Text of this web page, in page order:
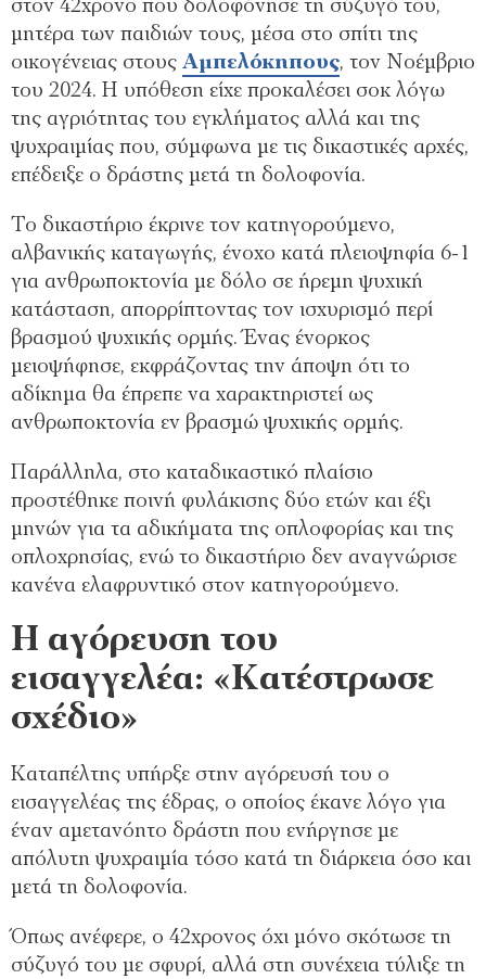
στον 42χρονο που δολοφόνησε τη σύζυγό του,
μητέρα των παιδιών τους, μέσα στο σπίτι της
οικογένειας στους Αμπελόκηπους, τον Νοέμβριο
του 2024. Η υπόθεση είχε προκαλέσει σοκ λόγω
της αγριότητας του εγκλήματος αλλά και της
ψυχραιμίας που, σύμφωνα με τις δικαστικές αρχές,
επέδειξε ο δράστης μετά τη δολοφονία.
Το δικαστήριο έκρινε τον κατηγορούμενο,
αλβανικής καταγωγής, ένοχο κατά πλειοψηφία 6-1
για ανθρωποκτονία με δόλο σε ήρεμη ψυχική
κατάσταση, απορρίπτοντας τον ισχυρισμό περί
βρασμού ψυχικής ορμής. Ένας ένορκος
μειοψήφησε, εκφράζοντας την άποψη ότι το
αδίκημα θα έπρεπε να χαρακτηριστεί ως
ανθρωποκτονία εν βρασμώ ψυχικής ορμής.
Παράλληλα, στο καταδικαστικό πλαίσιο
προστέθηκε ποινή φυλάκισης δύο ετών και έξι
μηνών για τα αδικήματα της οπλοφορίας και της
οπλοχρησίας, ενώ το δικαστήριο δεν αναγνώρισε
κανένα ελαφρυντικό στον κατηγορούμενο.
Η αγόρευση του
εισαγγελέα: «Κατέστρωσε
σχέδιο»
Καταπέλτης υπήρξε στην αγόρευσή του ο
εισαγγελέας της έδρας, ο οποίος έκανε λόγο για
έναν αμετανόητο δράστη που ενήργησε με
απόλυτη ψυχραιμία τόσο κατά τη διάρκεια όσο και
μετά τη δολοφονία.
Όπως ανέφερε, ο 42χρονος όχι μόνο σκότωσε τη
σύζυγό του με σφυρί, αλλά στη συνέχεια τύλιξε τη